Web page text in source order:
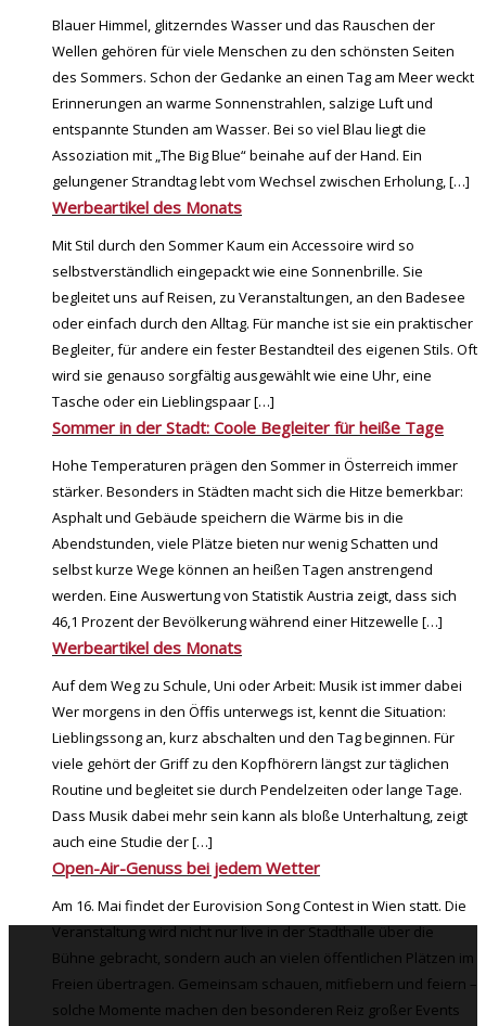
Blauer Himmel, glitzerndes Wasser und das Rauschen der
Wellen gehören für viele Menschen zu den schönsten Seiten
des Sommers. Schon der Gedanke an einen Tag am Meer weckt
Erinnerungen an warme Sonnenstrahlen, salzige Luft und
entspannte Stunden am Wasser. Bei so viel Blau liegt die
Assoziation mit „The Big Blue“ beinahe auf der Hand. Ein
gelungener Strandtag lebt vom Wechsel zwischen Erholung,[…]
Werbeartikel des Monats
Mit Stil durch den Sommer Kaum ein Accessoire wird so
selbstverständlich eingepackt wie eine Sonnenbrille. Sie
begleitet uns auf Reisen, zu Veranstaltungen, an den Badesee
oder einfach durch den Alltag. Für manche ist sie ein praktischer
Begleiter, für andere ein fester Bestandteil des eigenen Stils. Oft
wird sie genauso sorgfältig ausgewählt wie eine Uhr, eine
Tasche oder ein Lieblingspaar[…]
Sommer in der Stadt: Coole Begleiter für heiße Tage
Hohe Temperaturen prägen den Sommer in Österreich immer
stärker. Besonders in Städten macht sich die Hitze bemerkbar:
Asphalt und Gebäude speichern die Wärme bis in die
Abendstunden, viele Plätze bieten nur wenig Schatten und
selbst kurze Wege können an heißen Tagen anstrengend
werden. Eine Auswertung von Statistik Austria zeigt, dass sich
46,1 Prozent der Bevölkerung während einer Hitzewelle […]
Werbeartikel des Monats
Auf dem Weg zu Schule, Uni oder Arbeit: Musik ist immer dabei
Wer morgens in den Öffis unterwegs ist, kennt die Situation:
Lieblingssong an, kurz abschalten und den Tag beginnen. Für
viele gehört der Griff zu den Kopfhörern längst zur täglichen
Routine und begleitet sie durch Pendelzeiten oder lange Tage.
Dass Musik dabei mehr sein kann als bloße Unterhaltung, zeigt
auch eine Studie der[…]
Open-Air-Genuss bei jedem Wetter
Am 16. Mai findet der Eurovision Song Contest in Wien statt. Die
Veranstaltung wird nicht nur live in der Stadthalle über die
Bühne gebracht, sondern auch an vielen öffentlichen Plätzen im
Freien übertragen. Gemeinsam schauen, mitfiebern und feiern –
solche Momente machen den besonderen Reiz großer Events